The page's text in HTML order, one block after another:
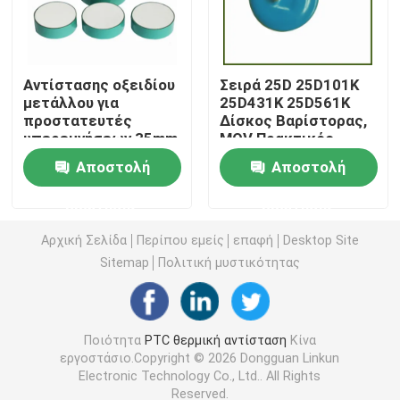
Θερμοστήρας NTC
Θερμική αντίσταση SMD NTC
Αισθητήρας θερμοκρασίας NTC
Varistor μεταλλικών οξειδίων
SMD Varistor
Αντίστασης οξειδίου
μετάλλου για
προστατευτές
υπερεμνήσεων 35mm
42mm 52mm 240 ̇
280V/Mm Η μονάδα
ευθείας μετάδοσης
Αποστολή
Σειρά 25D 25D101K
25D431K 25D561K
Δίσκος Βαρίστορας,
MOV Πρακτικός
Οξείδιο Ζινκού SPD
Βαρίστορας
Προστασίας από
Αποστολή
Αρχική Σελίδα Περίπου εμείς επαφή
Desktop Site
Sitemap
Πολιτική μυστικότητας
Ποιότητα PTC θερμική αντίσταση Κίνα
εργοστάσιο.Copyright © 2026 Dongguan Linkun
Electronic Technology Co., Ltd.. All Rights
Reserved.